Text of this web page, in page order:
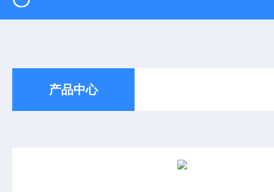
产品中心